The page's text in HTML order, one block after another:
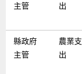
主管
出
縣政府
主管
農業支
出